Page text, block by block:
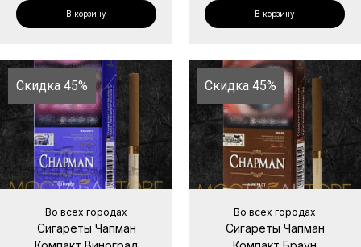
В корзину В корзину
Скидка 45%
Во всех городах
Сигареты Чапман
Скидка 45%
Во всех городах
Сигареты Чапман